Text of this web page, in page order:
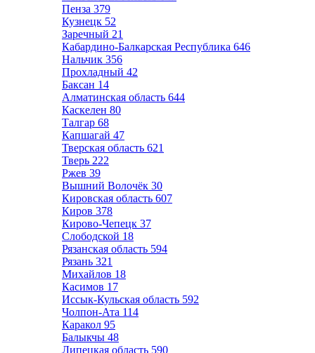
Пенза 379
Кузнецк 52
Заречный 21
Кабардино-Балкарская Республика 646
Нальчик 356
Прохладный 42
Баксан 14
Алматинская область 644
Каскелен 80
Талгар 68
Капшагай 47
Тверская область 621
Тверь 222
Ржев 39
Вышний Волочёк 30
Кировская область 607
Киров 378
Кирово-Чепецк 37
Слободской 18
Рязанская область 594
Рязань 321
Михайлов 18
Касимов 17
Иссык-Кульская область 592
Чолпон-Ата 114
Каракол 95
Балыкчы 48
Липецкая область 590